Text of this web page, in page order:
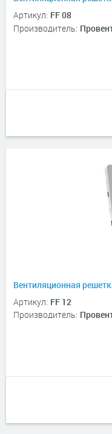
Артикул: FF 08
Производитель:
Вентиляционная
Артикул: FF 12
Производитель: